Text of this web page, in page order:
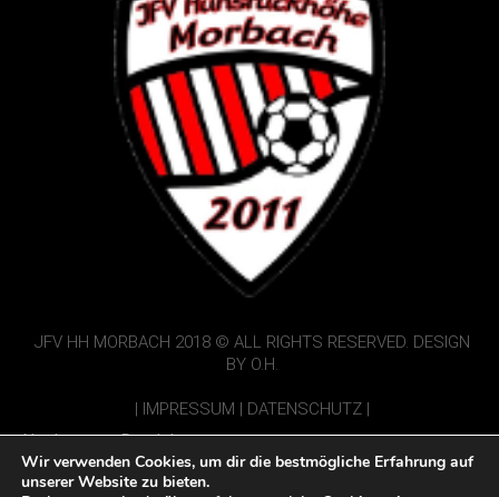
JFV HH MORBACH 2018 © ALL RIGHTS RESERVED. DESIGN
BY O.H.
| IMPRESSUM | DATENSCHUTZ |
Nur Interner Bereich:
Vorbericht einsenden
Wir verwenden Cookies, um dir die bestmögliche Erfahrung auf
unserer Website zu bieten.